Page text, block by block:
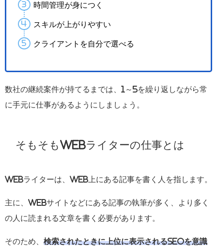
時間管理が身につく
スキルが上がりやすい
クライアントを自分で選べる
数社の継続案件が持てるまでは、1～5を繰り返しながら常
に手元に仕事があるようにしましょう。
そもそもWebライターの仕事とは
Webライターは、Web上にある記事を書く人を指します。
主に、Webサイトなどにある記事の執筆が多く、より多く
の人に読まれる文章を書く必要があります。
そのため、 検索されたときに上位に表示されるSEOを意識